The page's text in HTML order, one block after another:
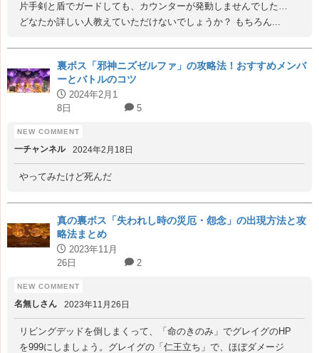
片手剣と盾でガードしても、カウンターが発動しませんでした…
どなたか詳しい人教えていただけないでしょうか？ もちろん...
裏ボス「邪神ニズゼルファ」の攻略法！おすすめメンバ
ーとバトルのコツ
2024年2月1
8日
5
一チャンネル 2024年2月18日
やってみたけど死んだ
真の裏ボス「失われし時の災厄・怨念」の出現方法と攻
略法まとめ
2023年11月
26日
2
名無しさん 2023年11月26日
リビングデッドを倒しまくって、「命のきのみ」でグレイグのHP
を999にしましょう。グレイグの「仁王立ち」で、ほぼダメージ